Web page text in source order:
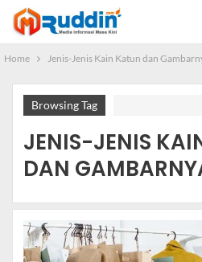
Home Jenis-Jenis Kain Katun dan
Browsing Tag
JENIS-JENIS
DAN